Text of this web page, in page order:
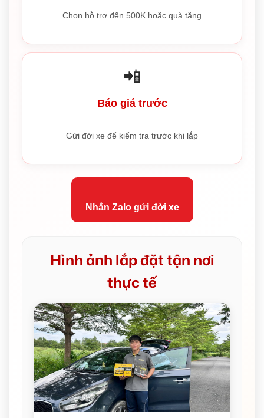
Chọn hỗ trợ đến 500K hoặc quà tặng
📲
Báo giá trước
Gửi đời xe để kiểm tra trước khi lắp
Nhắn Zalo gửi đời xe
Hình ảnh lắp đặt tận nơi
thực tế